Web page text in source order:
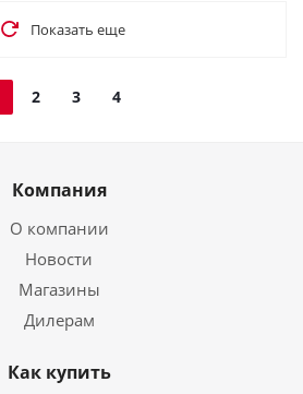
Показать еще
2 3 4
Компания
О компании
Новости
Магазины
Дилерам
Как купить